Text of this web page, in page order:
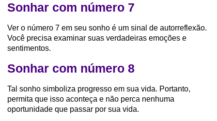
Sonhar com número 7
Ver o número 7 em seu sonho é um sinal de autorreflexão.
Você precisa examinar suas verdadeiras emoções e
sentimentos.
Sonhar com número 8
Tal sonho simboliza progresso em sua vida. Portanto,
permita que isso aconteça e não perca nenhuma
oportunidade que passar por sua vida.